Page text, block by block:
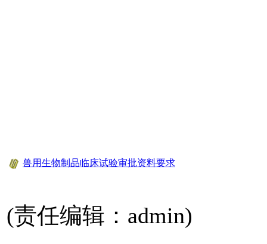
兽用生物制品临床试验审批资料要求
(责任编辑：admin)